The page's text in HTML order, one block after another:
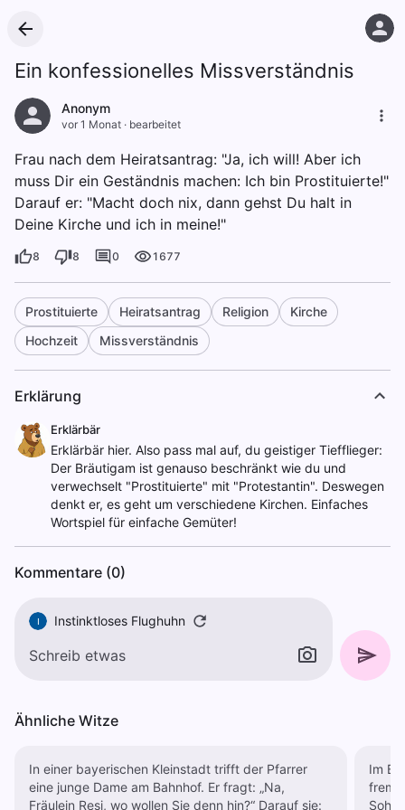
Ein konfessionelles Missverständnis
Anonym
vor 1 Monat · bearbeitet
Frau nach dem Heiratsantrag: "Ja, ich will! Aber ich
muss Dir ein Geständnis machen: Ich bin Prostituierte!"
Darauf er: "Macht doch nix, dann gehst Du halt in
Deine Kirche und ich in meine!"
8 8 0 1677
Prostituierte Heiratsantrag Religion
Kirche
Hochzeit
Missverständnis
Erklärung
Erklärbär
Erklärbär hier. Also pass mal auf, du geistiger Tiefflieger:
Der Bräutigam ist genauso beschränkt wie du und
verwechselt "Prostituierte" mit "Protestantin". Deswegen
denkt er, es geht um verschiedene Kirchen. Einfaches
Wortspiel für einfache Gemüter!
Kommentare (0)
I Instinktloses Flughuhn
Ähnliche Witze
In einer bayerischen Kleinstadt trifft der Pfarrer
eine junge Dame am Bahnhof. Er fragt: „Na,
Fräulein Resi, wo wollen Sie denn hin?“ Darauf sie:
Im
Sohn?" "Bin ich zum Beichten